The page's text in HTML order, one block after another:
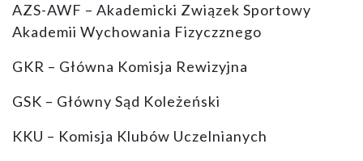
AZS-AWF – Akademicki Związek Sportowy
Akademii Wychowania Fizyczznego
GKR – Główna Komisja Rewizyjna
GSK – Główny Sąd Koleżeński
KKU – Komisja Klubów Uczelnianych